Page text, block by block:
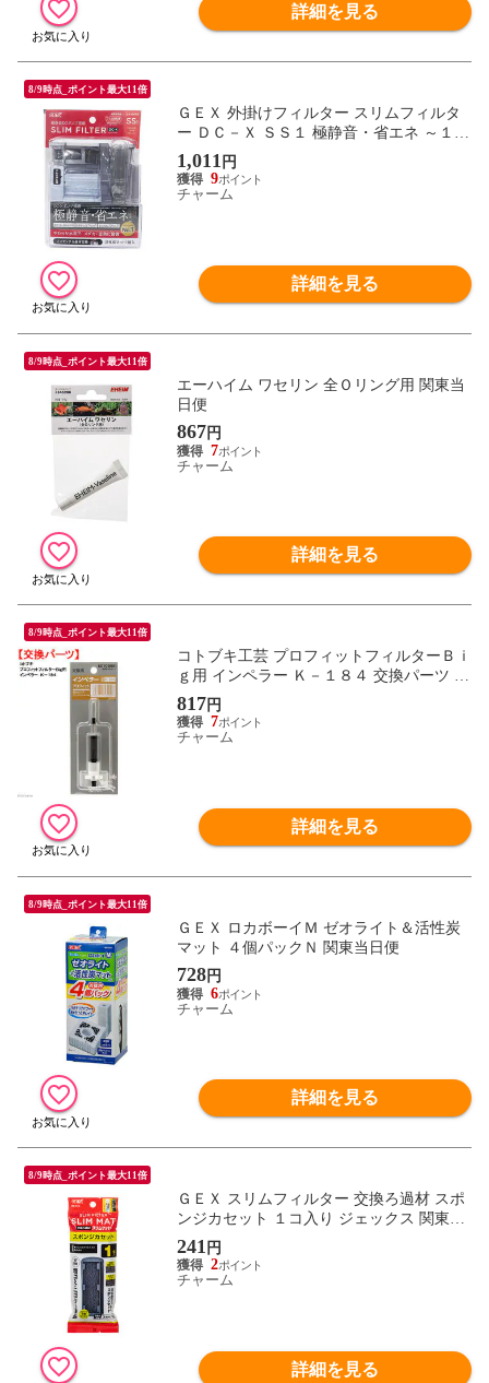
詳細を見る
8/9時点_ポイント最大11倍
ＧＥＸ 外掛けフィルター スリムフィルタ
ー ＤＣ－Ｘ ＳＳ１ 極静音・省エネ ～１２
Ｌ水槽 小型水槽 関東当日便
1,011 円
9
チャーム
詳細を見る
8/9時点_ポイント最大11倍
エーハイム ワセリン 全Ｏリング用 関東当
日便
867 円
7
チャーム
詳細を見る
8/9時点_ポイント最大11倍
コトブキ工芸 プロフィットフィルターＢｉ
ｇ用 インペラー Ｋ－１８４ 交換パーツ 関
東当日便
817円
7
チャーム
詳細を見る
8/9時点_ポイント最大11倍
ＧＥＸ ロカボーイＭ ゼオライト＆活性炭
マット ４個パックＮ 関東当日便
728円
6
チャーム
詳細を見る
8/9時点_ポイント最大11倍
ＧＥＸ スリムフィルター 交換ろ過材 スポ
ンジカセット １コ入り ジェックス 関東当
日便
241 円
2
チャーム
詳細を見る